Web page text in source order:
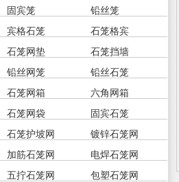
固宾笼
铅丝笼
宾格石笼
石笼格宾
石笼网垫
石笼挡墙
铅丝网笼
铅丝石笼
石笼网箱
六角网箱
石笼网袋
固宾石笼
石笼护坡网
镀锌石笼网
加筋石笼网
电焊石笼网
五拧石笼网
包塑石笼网